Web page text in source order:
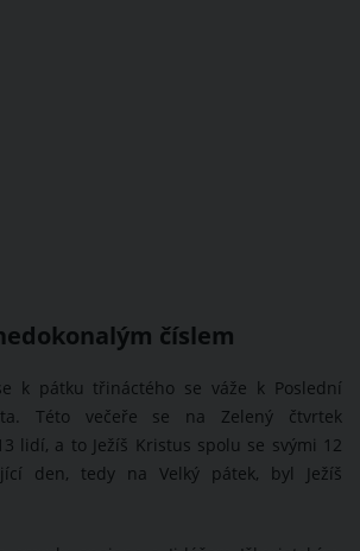
číslem
k pátku třináctého se váže k Poslední
Této večeře se na Zelený čtvrtek
lidí, a to Ježíš Kristus spolu se svými 12
den, tedy na Velký pátek, byl Ježíš